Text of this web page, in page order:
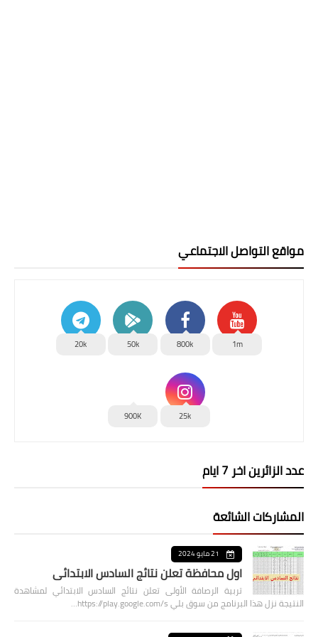
مواقع التواصل الاجتماعي
1m
800k
50k
20k
25k
900K
عدد الزائرين اخر 7 ايام
المشاركات الشائعة
21 مايو 2024
اول محافظة تعلن نتائج السادس الابتدائي
تربية الرصافة الأولى تعلن نتائج السادس الابتدائي لمشاهدة
النتيجة نزل هذا البرنامج من سوق بلي https://play.google.com/s…